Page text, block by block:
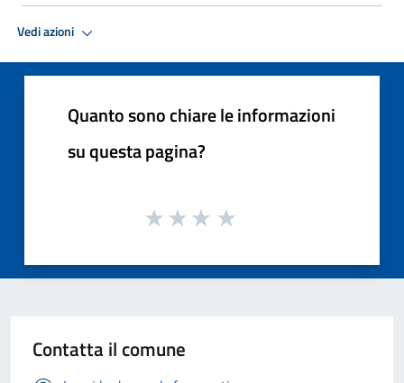
Vedi azioni
Quanto sono chiare le informazioni
su questa pagina?
Contatta il comune